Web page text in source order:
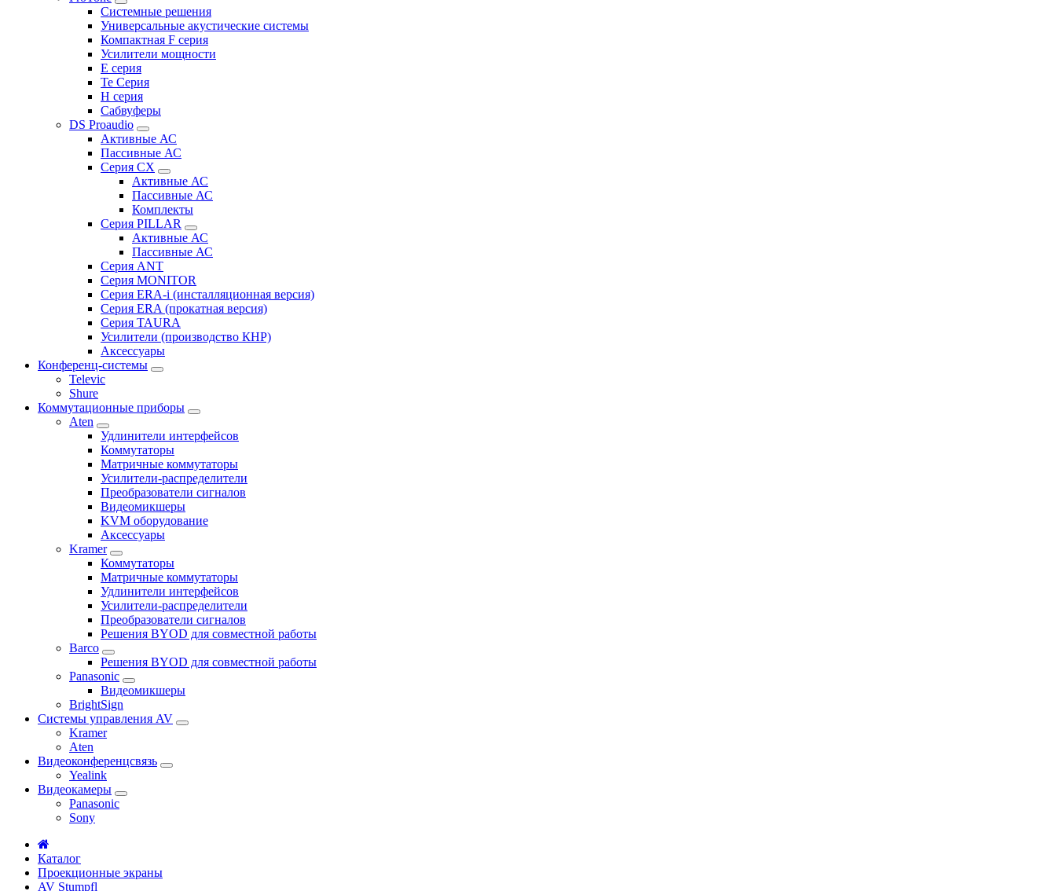
Системные решения
Универсальные акустические системы
Компактная F серия
Усилители мощности
E серия
Te Серия
H серия
Сабвуферы
DS Proaudio
Активные АС
Пассивные АС
Серия CX
Активные АС
Пассивные АС
Комплекты
Серия PILLAR
Активные АС
Пассивные АС
Серия ANT
Серия MONITOR
Серия ERA-i (инсталляционная версия)
Серия ERA (прокатная версия)
Серия TAURA
Усилители (производство КНР)
Аксессуары
Конференц-системы
Televic
Shure
Коммутационные приборы
Aten
Удлинители интерфейсов
Коммутаторы
Матричные коммутаторы
Усилители-распределители
Преобразователи сигналов
Видеомикшеры
KVM оборудование
Аксессуары
Kramer
Коммутаторы
Матричные коммутаторы
Удлинители интерфейсов
Усилители-распределители
Преобразователи сигналов
Решения BYOD для совместной работы
Barco
Решения BYOD для совместной работы
Panasonic
Видеомикшеры
BrightSign
Системы управления AV
Kramer
Aten
Видеоконференцсвязь
Yealink
Видеокамеры
Panasonic
Sony
Каталог
Проекционные экраны
AV Stumpfl